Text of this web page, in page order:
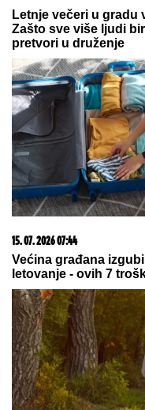
06. 08. 2026 06:38
Da li je genetika
naslednim faktorima
06. 08. 2026 07:36
Zaboravite ogromne
vozači žele ovo